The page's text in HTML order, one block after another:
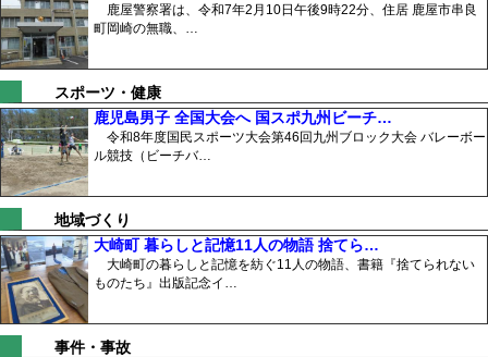
鹿屋警察署は、令和7年2月10日午後9時22分、住居 鹿屋市串良
町岡崎の無職、…
スポーツ・健康
鹿児島男子 全国大会へ 国スポ九州ビーチ…
令和8年度国民スポーツ大会第46回九州ブロック大会 バレーボー
ル競技（ビーチバ…
地域づくり
大崎町 暮らしと記憶11人の物語 捨てら…
大崎町の暮らしと記憶を紡ぐ11人の物語、書籍『捨てられない
ものたち』出版記念イ…
事件・事故